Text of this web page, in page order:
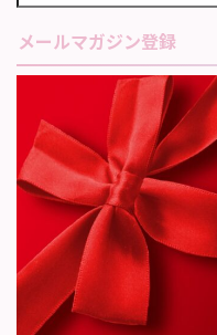
メールマガジン登録